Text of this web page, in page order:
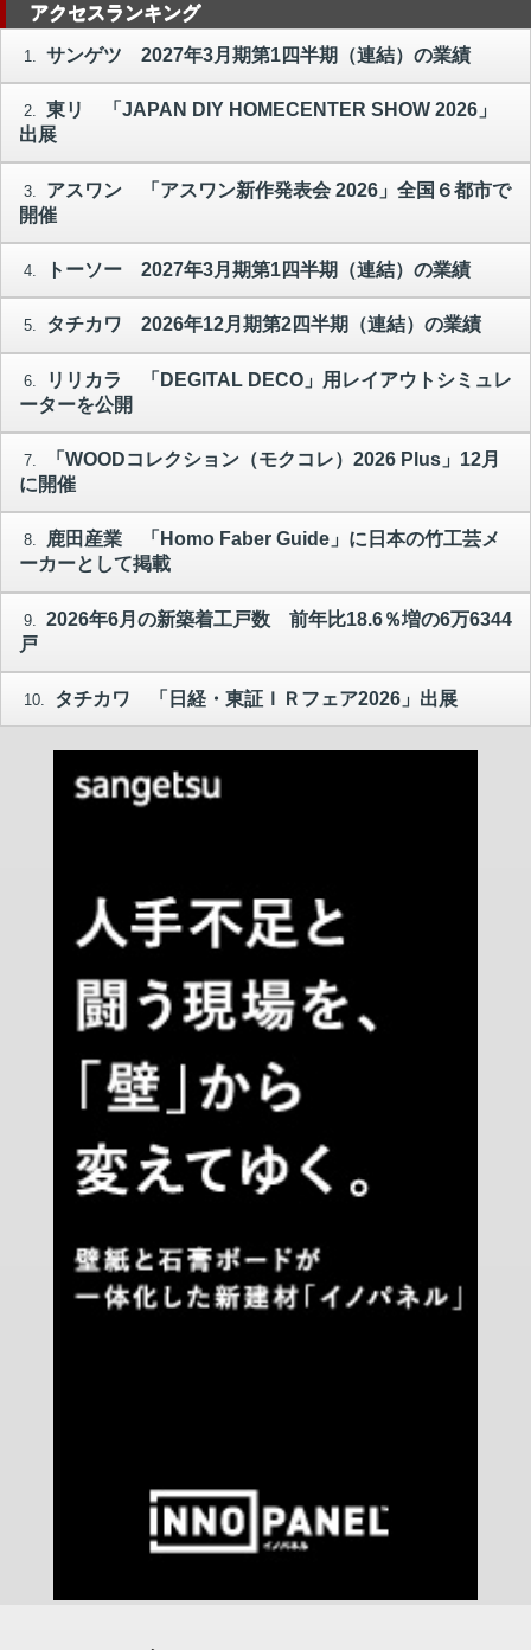
アクセスランキング
1. サンゲツ 2027年3月期第1四半期（連結）の業績
2. 東リ 「JAPAN DIY HOMECENTER SHOW 2026」
出展
3.
アスワン 「アスワン新作発表会 2026」全国６都市で
開催
4. トーソー 2027年3月期第1四半期（連結）の業績
5. タチカワ 2026年12月期第2四半期（連結）の業績
6.
リリカラ 「DEGITAL DECO」用レイアウトシミュレ
ーターを公開
7.
「WOODコレクション（モクコレ）2026 Plus」12月
に開催
8.
鹿田産業 「Homo Faber Guide」に日本の竹工芸メ
ーカーとして掲載
9.
2026年6月の新築着工戸数 前年比18.6％増の6万6344
戸
10. タチカワ 「日経・東証ＩＲフェア2026」出展